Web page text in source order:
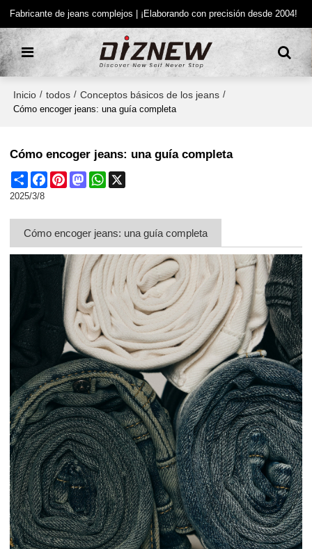
Fabricante de jeans complejos | ¡Elaborando con precisión desde 2004!
Inicio / todos / Conceptos básicos de los jeans /
Cómo encoger jeans: una guía completa
Cómo encoger jeans: una guía completa
Share FacebookPinterestMastodonWhatsApp
2025/3/8
Cómo encoger jeans: una guía completa